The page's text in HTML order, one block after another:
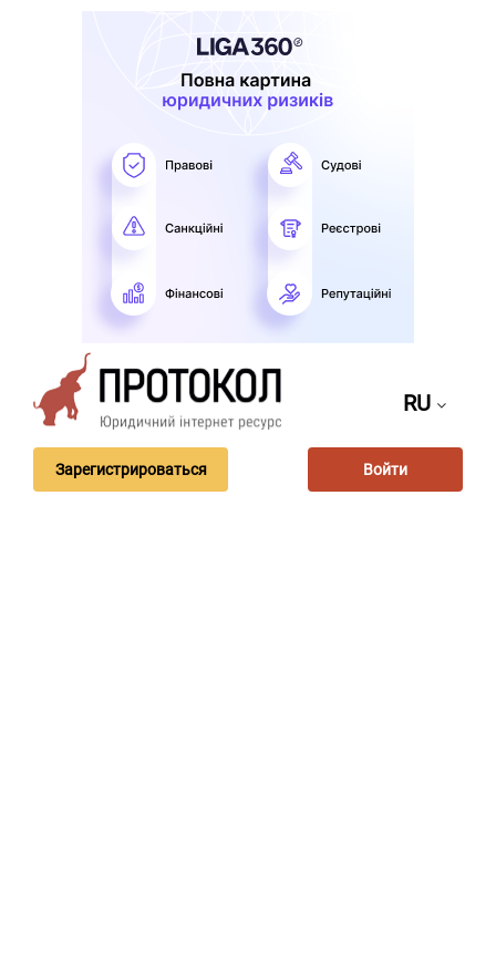
RU
Зарегистрироваться Войти